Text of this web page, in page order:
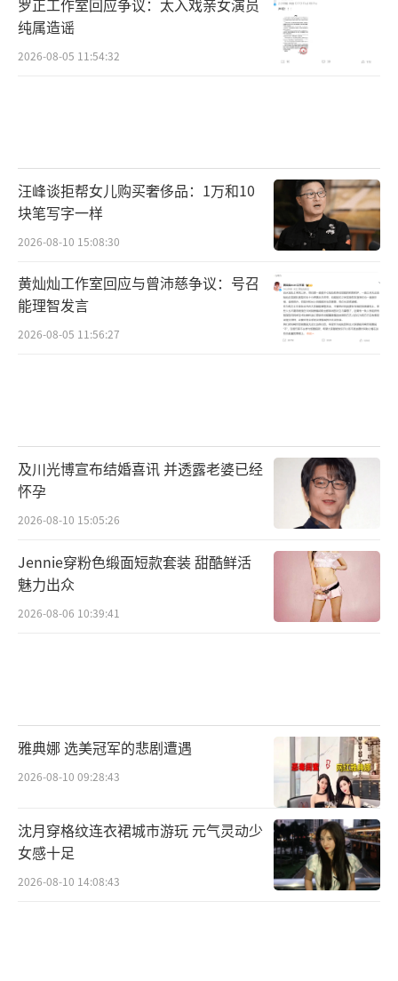
罗正工作室回应争议：太入戏亲女演员
纯属造谣
2026-08-05 11:54:32
汪峰谈拒帮女儿购买奢侈品：1万和10
块笔写字一样
2026-08-10 15:08:30
黄灿灿工作室回应与曾沛慈争议：号召
能理智发言
2026-08-05 11:56:27
及川光博宣布结婚喜讯 并透露老婆已经
怀孕
2026-08-10 15:05:26
Jennie穿粉色缎面短款套装 甜酷鲜活
魅力出众
2026-08-06 10:39:41
雅典娜 选美冠军的悲剧遭遇
2026-08-10 09:28:43
沈月穿格纹连衣裙城市游玩 元气灵动少
女感十足
2026-08-10 14:08:43